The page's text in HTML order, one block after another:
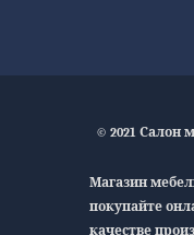
© 2021 Салон
Магазин
покупайте
качестве